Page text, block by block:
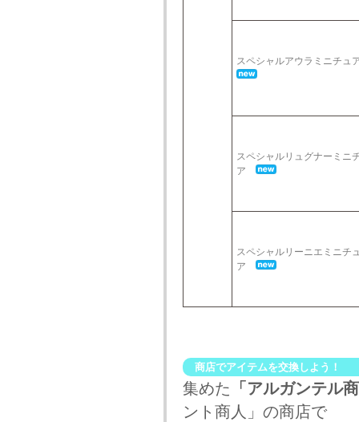
スペシャルアウラミニチ
スペシャルリュグナーミニ
ア
スペシャルリーニエミニチ
ア
商店でアイテムを交換しよう！
集めた 「アルガンテル
ント商人」の商店で